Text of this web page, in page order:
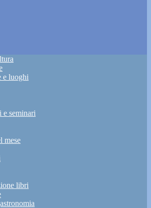
e luoghi
e seminari
mese
libri